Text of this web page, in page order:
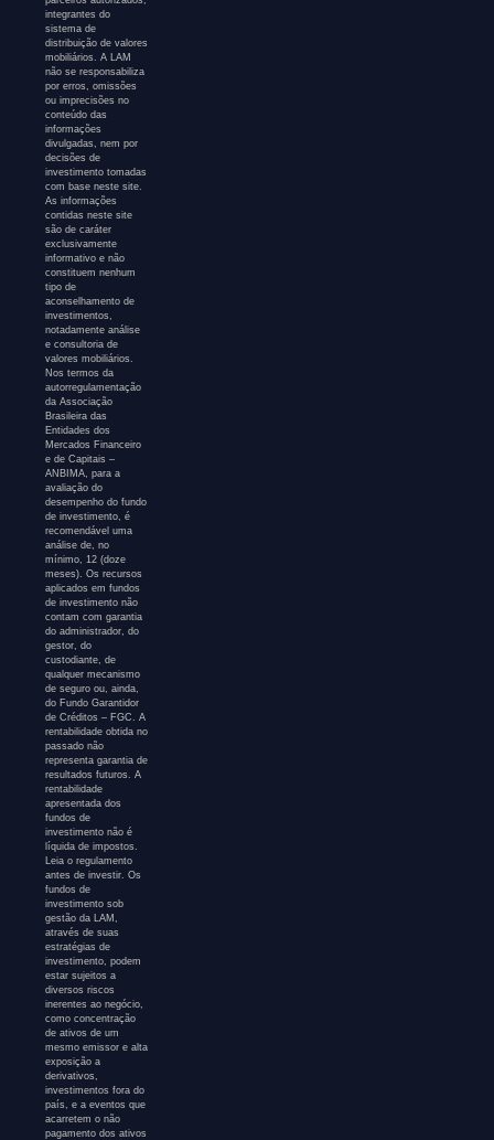
integrantes do
sistema de
distribuição de valores
mobiliários. A LAM
não se responsabiliza
por erros, omissões
ou imprecisões no
conteúdo das
informações
divulgadas, nem por
decisões de
investimento tomadas
com base neste site.
As informações
contidas neste site
são de caráter
exclusivamente
informativo e não
constituem nenhum
tipo de
aconselhamento de
investimentos,
notadamente análise
e consultoria de
valores mobiliários.
Nos termos da
autorregulamentação
da Associação
Brasileira das
Entidades dos
Mercados Financeiro
e de Capitais –
ANBIMA, para a
avaliação do
desempenho do fundo
de investimento, é
recomendável uma
análise de, no
mínimo, 12 (doze
meses). Os recursos
aplicados em fundos
de investimento não
contam com garantia
do administrador, do
gestor, do
custodiante, de
qualquer mecanismo
de seguro ou, ainda,
do Fundo Garantidor
de Créditos – FGC. A
rentabilidade obtida no
passado não
representa garantia de
resultados futuros. A
rentabilidade
apresentada dos
fundos de
investimento não é
líquida de impostos.
Leia o regulamento
antes de investir. Os
fundos de
investimento sob
gestão da LAM,
através de suas
estratégias de
investimento, podem
estar sujeitos a
diversos riscos
inerentes ao negócio,
como concentração
de ativos de um
mesmo emissor e alta
exposição a
derivativos,
investimentos fora do
país, e a eventos que
acarretem o não
pagamento dos ativos